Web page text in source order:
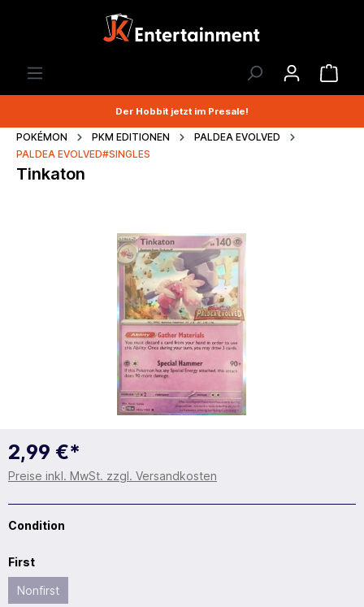
Der Hobbit jetzt im Presale!
POKÉMON PKM EDITIONEN
PALDEA EVOLVED
PALDEA EVOLVED#SINGLES
Tinkaton
2,99 €*
Preise inkl. MwSt. zzgl. Versandkosten
Condition
First
Nonfirst